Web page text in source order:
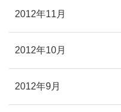
2012年11月
2012年10月
2012年9月